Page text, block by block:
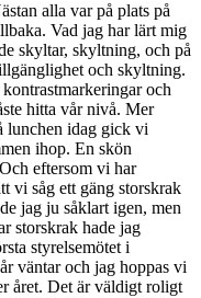
alla var på plats på
Vad jag har lärt mig
skyltar, skyltning, och på
och skyltning.
och
hitta vår nivå. Mer
lunchen idag gick vi
ihop. En skön
eftersom vi har
vi såg ett gäng storskrak
jag ju såklart igen, men
storskrak hade jag
styrelsemötet i
väntar och jag hoppas vi
året. Det är väldigt roligt